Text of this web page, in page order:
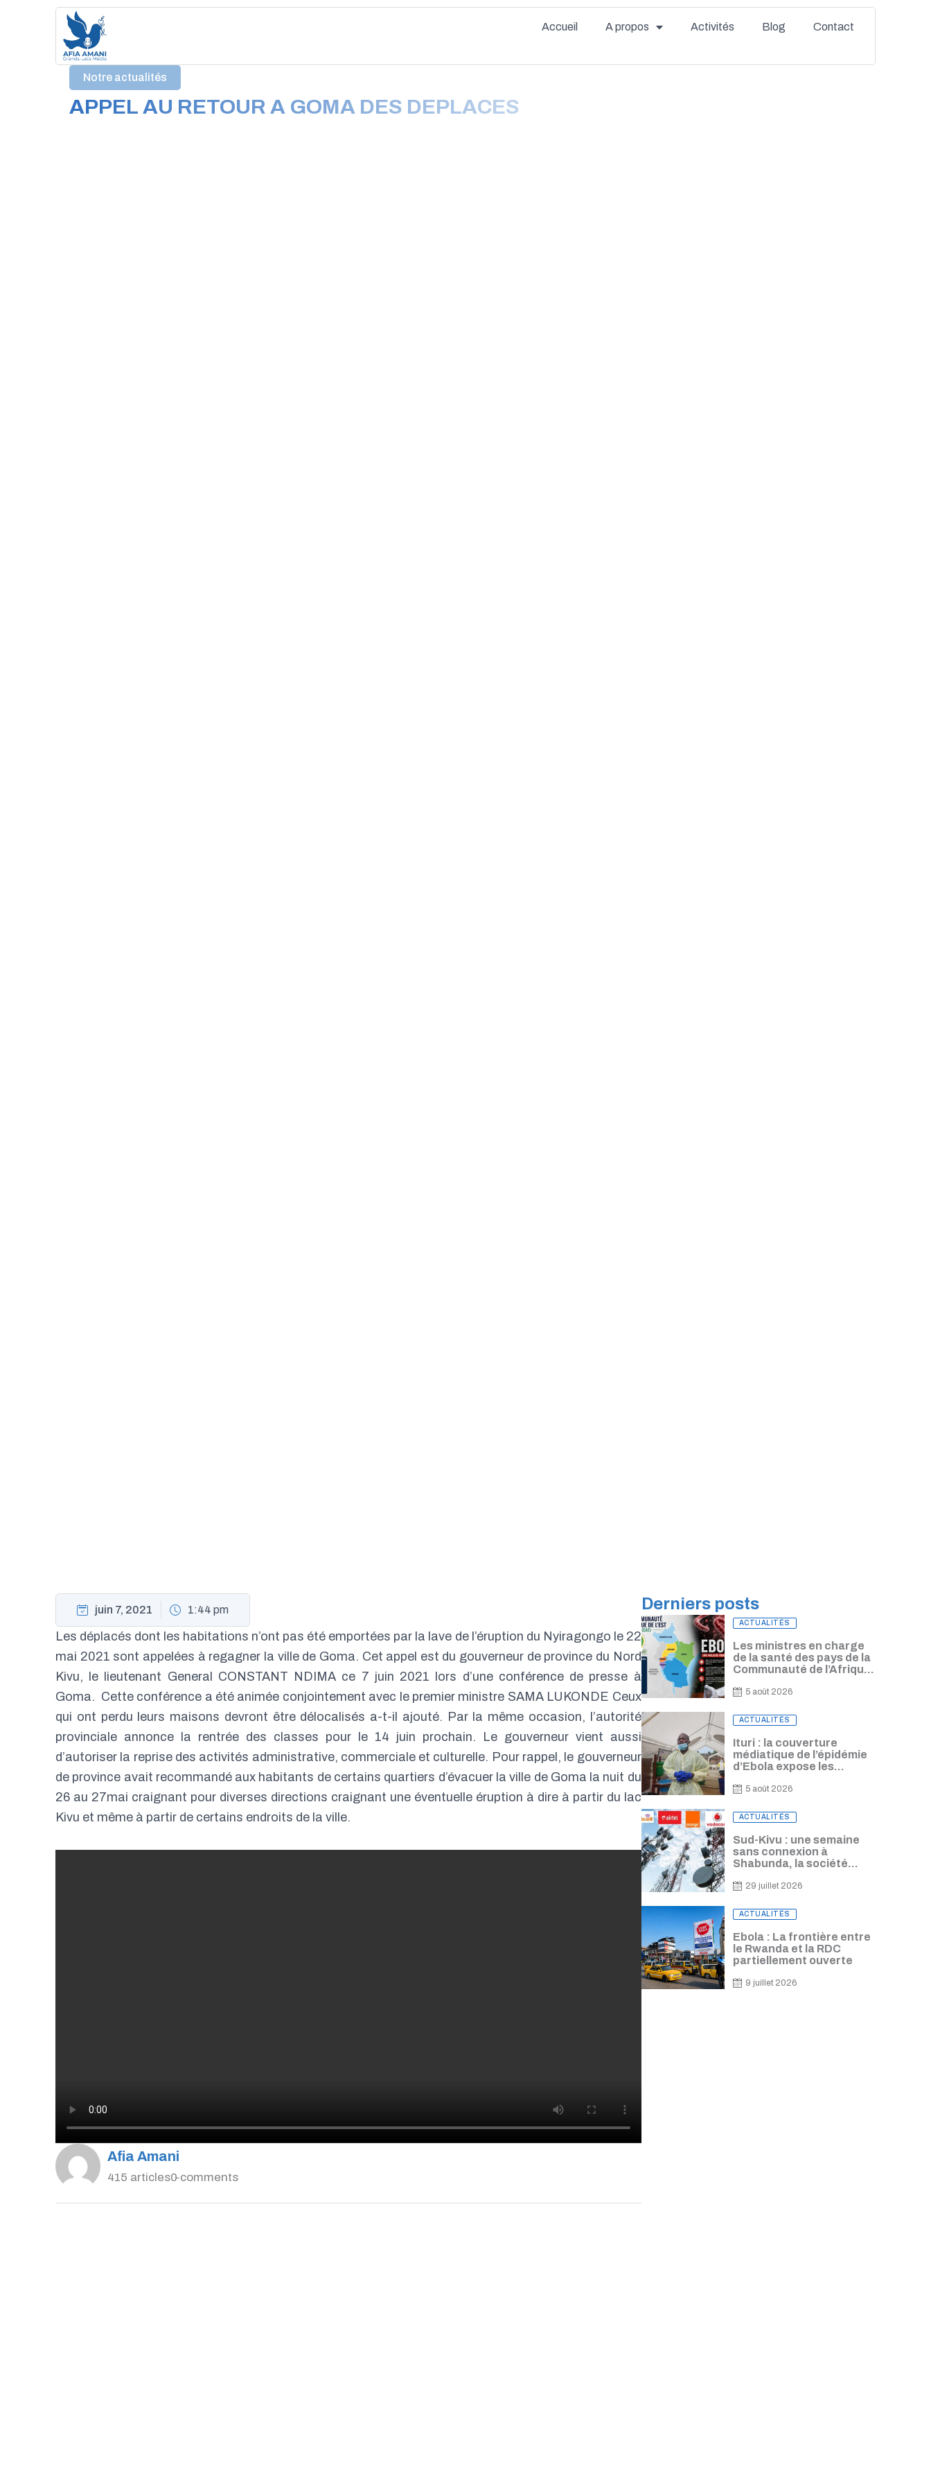
Accueil A propos Activités Blog Contact
Notre actualités
APPEL AU RETOUR A GOMA DES DEPLACES
juin 7, 2021 1:44 pm
Les déplacés dont les habitations n’ont pas été emportées par la lave de l’éruption du Nyiragongo le 22
mai 2021 sont appelées à regagner la ville de Goma. Cet appel est du gouverneur de province du Nord
Kivu, le lieutenant General CONSTANT NDIMA ce 7 juin 2021 lors d’une conférence de presse à
Goma. Cette conférence a été animée conjointement avec le premier ministre SAMA LUKONDE Ceux
qui ont perdu leurs maisons devront être délocalisés a-t-il ajouté. Par la même occasion, l’autorité
provinciale annonce la rentrée des classes pour le 14 juin prochain. Le gouverneur vient aussi
d’autoriser la reprise des activités administrative, commerciale et culturelle. Pour rappel, le gouverneur
de province avait recommandé aux habitants de certains quartiers d’évacuer la ville de Goma la nuit du
26 au 27mai craignant pour diverses directions craignant une éventuelle éruption à dire à partir du lac
Kivu et même à partir de certains endroits de la ville.
Afia Amani
415 articles0 comments
Derniers posts
ACTUALITÉS
Les ministres en charge
de la santé des pays de la
Communauté de l’Afrique
d’harmoniser leur
d’Ebola
Posted
5 août 2026
ACTUALITÉS
Ituri : la couverture
médiatique de l’épidémie
d’Ebola expose les
contamination, alerte
Posted
5 août 2026
ACTUALITÉS
Sud-Kivu : une semaine
sans connexion à
Shabunda, la société
lourdes conséquences
Posted
29 juillet 2026
ACTUALITÉS
Ebola : La frontière entre
le Rwanda et la RDC
partiellement ouverte
Posted
9 juillet 2026